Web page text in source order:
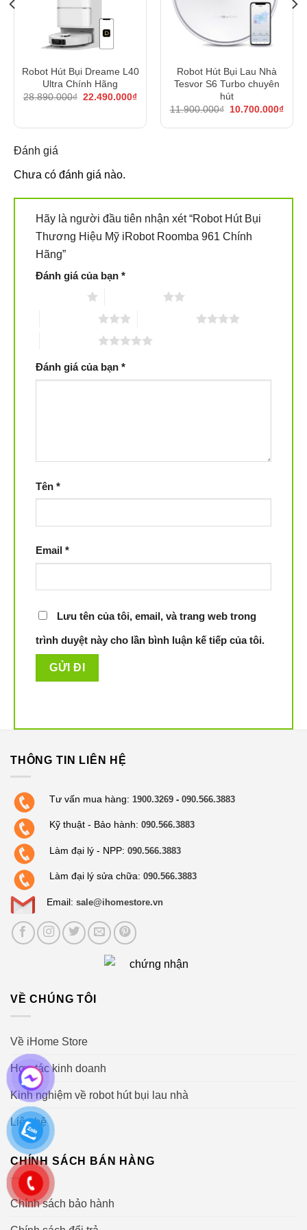
dụng công nghệ Dirt Detect. Điều này giúp cho ngôi nhà
bạn sẽ luôn sạch bong sáng bóng mà không cần bất cứ
tác động nào từ con người.
iRobot Roomba 961 được thiết kế để quét các góc cạnh
bụi, rác và các chất bụi bẩn khác có đường kính nhỏ tới
trong lành cho ngôi nhà của bạn.
Virtual Wall. Có thể phát ra các rào cản vô hình có nhiều
tường ảo thẳng. Nhằm mục đích giới hạn robot đi đến với
đình bạn có nhiều đồ đạc dễ vỡ, bạn có thể sử dụng chế
độ Halo. Để tạo 1 hàng rào vô hình hình bán nguyệt, bảo
vệ đồ đạc được an toàn trong quá trình robot Roomba
961 làm việc.
Điều khiển qua ứng dụng iRobot HOME
Robot Hút Bụi Dreame L40
Ultra Chính Hãng
28.890.000₫ Giá
22.490.000₫Giá
là:
Robot Hút Bụi Lau Nhà
Tesvor S6 Turbo chuyên
hút
11.900.000₫ Giá
là:
10.700.000₫Giá
tại
Đánh giá
Chưa có đánh giá nào.
Hãy là người đầu tiên nhận xét “Robot Hút Bụi
Thương Hiệu Mỹ iRobot Roomba 961 Chính
Hãng”
Đánh giá của bạn *
Đánh giá của bạn *
Tên *
Email *
Lưu tên của tôi, email, và trang web trong
trình duyệt này cho lần bình luận kế tiếp của tôi.
THÔNG TIN LIÊN HỆ
Tư vấn mua hàng: 1900.3269 -090.566.3883
Kỹ thuật - Bảo hành: 090.566.3883
Làm đại lý - NPP: 090.566.3883
Làm đại lý sửa chữa: 090.566.3883
Email: sale@ihomestore.vn
VỀ CHÚNG TÔI
Về iHome Store
Hợp tác kinh doanh
Kinh nghiệm về robot hút bụi lau nhà
Liên hệ
CHÍNH SÁCH BÁN HÀNG
Chính sách bảo hành